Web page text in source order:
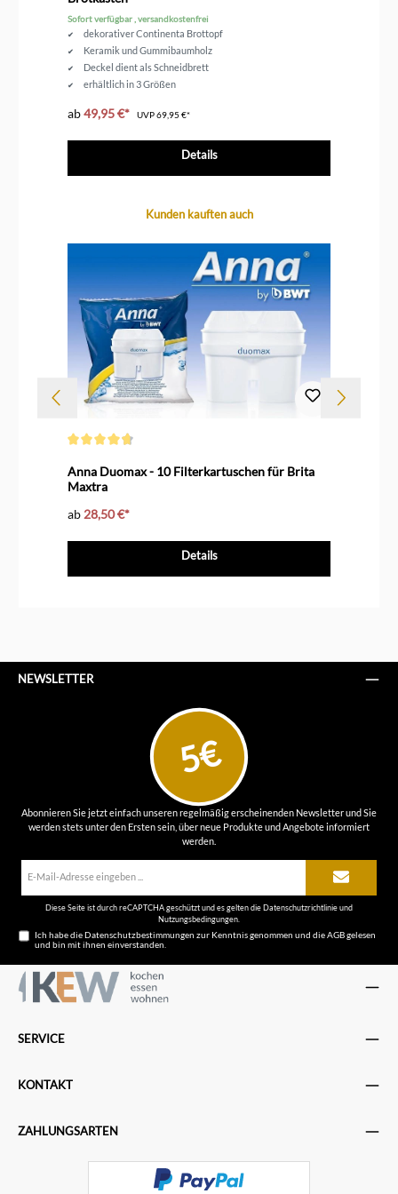
Sofort verfügbar , versandkostenfrei
dekorativer Continenta Brottopf
Keramik und Gummibaumholz
Deckel dient als Schneidbrett
erhältlich in 3 Größen
ab49,95 €* UVP69,95 €*
Details
Produktgalerie überspringenKunden kauften auch
Anna Duomax - 10 Filterkartuschen für Brita
Maxtra
ab 28,50 €*
Details
NEWSLETTER
5€
Abonnieren Sie jetzt einfach unseren regelmäßig erscheinenden Newsletter und Sie
werden stets unter den Ersten sein, über neue Produkte und Angebote informiert
werden.
Diese Seite ist durch reCAPTCHA geschützt und es gelten dieDatenschutzrichtlinieund
Nutzungsbedingungen
Ich habe dieDatenschutzbestimmungen zur Kenntnis genommen und dieAGBgelesen
und bin mit ihnen einverstanden.
SERVICE
KONTAKT
ZAHLUNGSARTEN